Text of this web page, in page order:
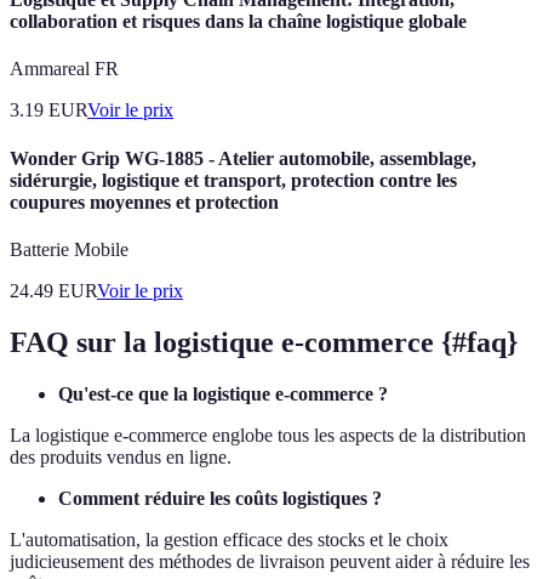
collaboration et risques dans la chaîne logistique globale
Ammareal FR
3.19 EURVoir le prix
Wonder Grip WG-1885 - Atelier automobile, assemblage,
sidérurgie, logistique et transport, protection contre les
coupures moyennes et protection
Batterie Mobile
24.49 EURVoir le prix
FAQ sur la logistique e-commerce {#faq}
Qu'est-ce que la logistique e-commerce ?
La logistique e-commerce englobe tous les aspects de la distribution
des produits vendus en ligne.
Comment réduire les coûts logistiques ?
L'automatisation, la gestion efficace des stocks et le choix
judicieusement des méthodes de livraison peuvent aider à réduire les